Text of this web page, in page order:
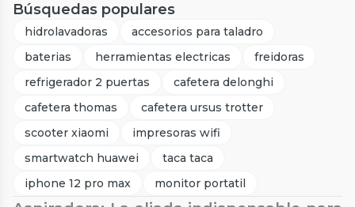
Búsquedas populares
hidrolavadoras
accesorios para taladro
baterias
herramientas electricas
freidoras
refrigerador 2 puertas
cafetera delonghi
cafetera thomas
cafetera ursus trotter
scooter xiaomi
impresoras wifi
smartwatch huawei
taca taca
iphone 12 pro max
monitor portatil